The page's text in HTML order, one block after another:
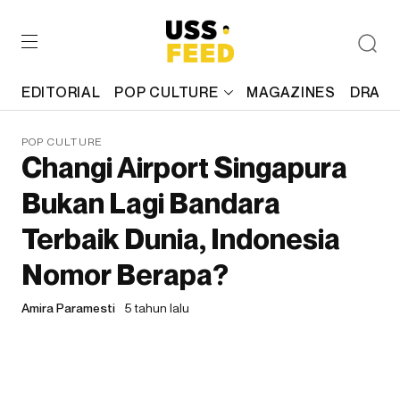
EDITORIAL POP CULTURE MAGAZINES
POP CULTURE
Changi Airport Singapura
Bukan Lagi Bandara
Terbaik Dunia, Indonesia
Nomor Berapa?
Amira Paramesti 5 tahun lalu